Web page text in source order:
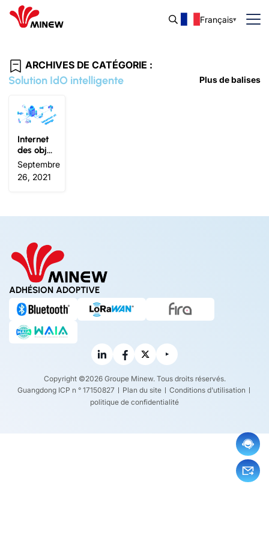
Français
ARCHIVES DE CATÉGORIE :
Solution IdO intelligente Plus de balises
Internet
des objet
s et bien-
être hum
ain
Septembre
26, 2021
ADHÉSION ADOPTIVE
Copyright ©2026 Groupe Minew. Tous droits réservés.
Guangdong ICP n ° 17150827
Plan du site
Conditions d'utilisation
politique de confidentialité